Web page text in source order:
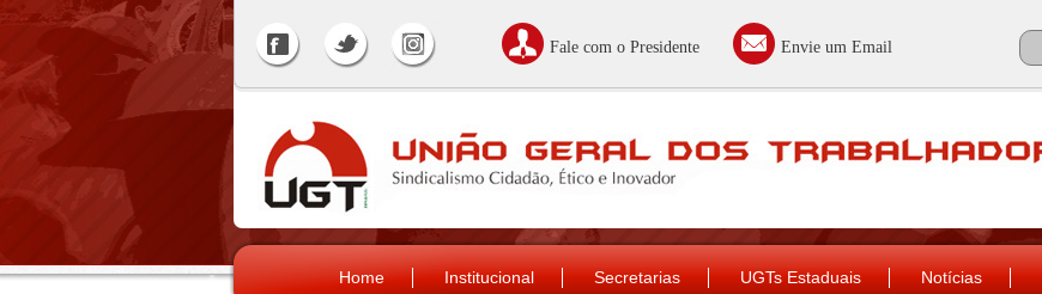
Fale com o Presidente Envie um Email
Home Institucional Secretarias UGTs Estaduais Notícias